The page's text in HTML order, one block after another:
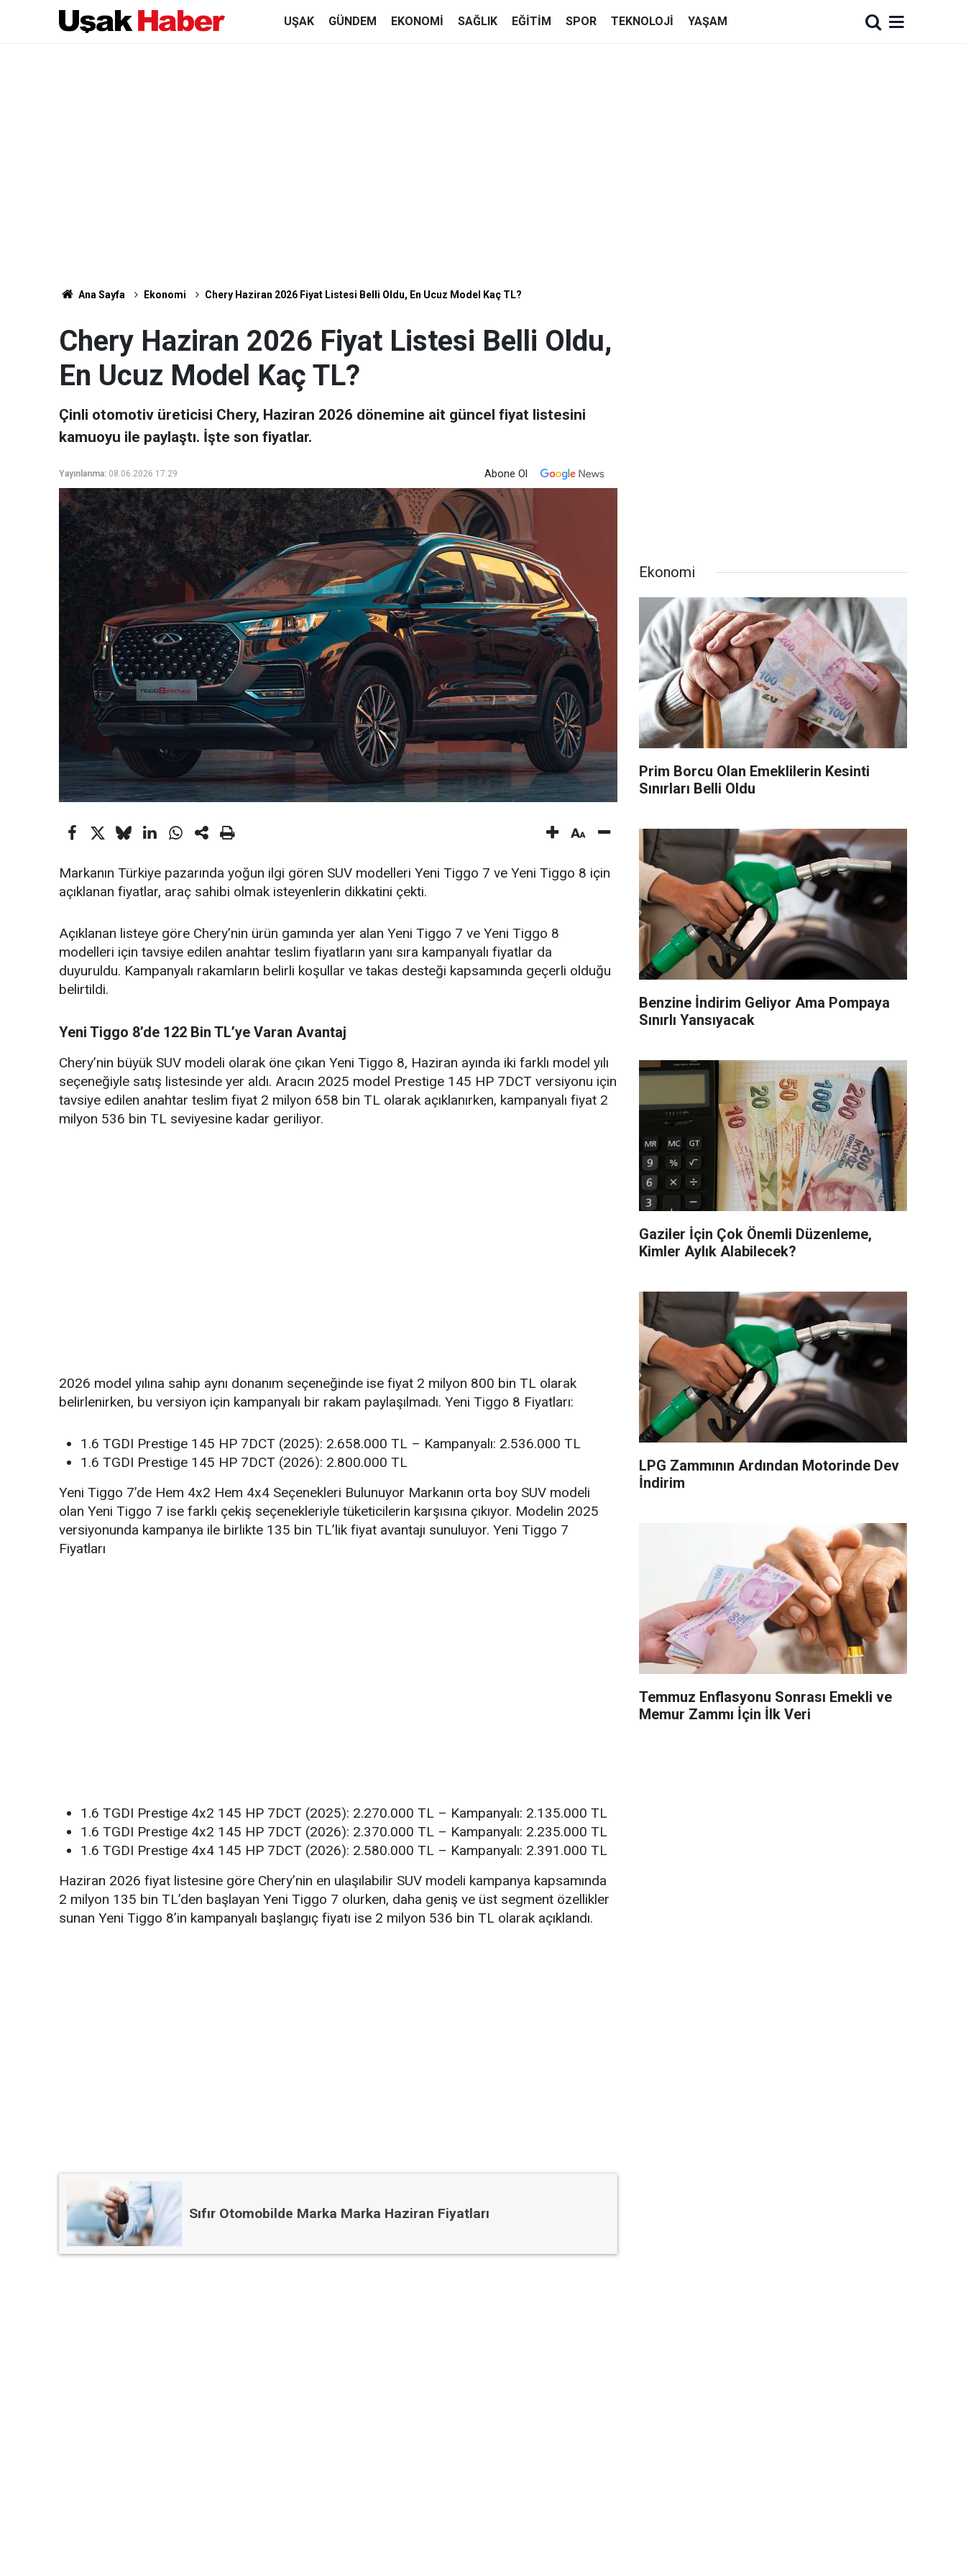
UŞAK GÜNDEM EKONOMI SAĞLIK EĞITIM SPOR TEKNOLOJI YAŞAM
Ana Sayfa Ekonomi Chery Haziran 2026 Fiyat Listesi Belli Oldu, En Ucuz Model Kaç TL?
Chery Haziran 2026 Fiyat Listesi Belli Oldu,
En Ucuz Model Kaç TL?
Çinli otomotiv üreticisi Chery, Haziran 2026 dönemine ait güncel fiyat listesini
kamuoyu ile paylaştı. İşte son fiyatlar.
Yayınlanma: 08.06.2026 17:29 Abone Ol
Markanın Türkiye pazarında yoğun ilgi gören SUV modelleri Yeni Tiggo 7 ve Yeni Tiggo 8 için
açıklanan fiyatlar, araç sahibi olmak isteyenlerin dikkatini çekti.
Açıklanan listeye göre Chery’nin ürün gamında yer alan Yeni Tiggo 7 ve Yeni Tiggo 8
modelleri için tavsiye edilen anahtar teslim fiyatların yanı sıra kampanyalı fiyatlar da
duyuruldu. Kampanyalı rakamların belirli koşullar ve takas desteği kapsamında geçerli olduğu
belirtildi.
Yeni Tiggo 8’de 122 Bin TL’ye Varan Avantaj
Chery’nin büyük SUV modeli olarak öne çıkan Yeni Tiggo 8, Haziran ayında iki farklı model yılı
seçeneğiyle satış listesinde yer aldı. Aracın 2025 model Prestige 145 HP 7DCT versiyonu için
tavsiye edilen anahtar teslim fiyat 2 milyon 658 bin TL olarak açıklanırken, kampanyalı fiyat 2
milyon 536 bin TL seviyesine kadar geriliyor.
2026 model yılına sahip aynı donanım seçeneğinde ise fiyat 2 milyon 800 bin TL olarak
belirlenirken, bu versiyon için kampanyalı bir rakam paylaşılmadı. Yeni Tiggo 8 Fiyatları:
1.6 TGDI Prestige 145 HP 7DCT (2025): 2.658.000 TL – Kampanyalı: 2.536.000 TL
1.6 TGDI Prestige 145 HP 7DCT (2026): 2.800.000 TL
Yeni Tiggo 7’de Hem 4x2 Hem 4x4 Seçenekleri Bulunuyor Markanın orta boy SUV modeli
olan Yeni Tiggo 7 ise farklı çekiş seçenekleriyle tüketicilerin karşısına çıkıyor. Modelin 2025
versiyonunda kampanya ile birlikte 135 bin TL’lik fiyat avantajı sunuluyor. Yeni Tiggo 7
Fiyatları
1.6 TGDI Prestige 4x2 145 HP 7DCT (2025): 2.270.000 TL – Kampanyalı: 2.135.000 TL
1.6 TGDI Prestige 4x2 145 HP 7DCT (2026): 2.370.000 TL – Kampanyalı: 2.235.000 TL
1.6 TGDI Prestige 4x4 145 HP 7DCT (2026): 2.580.000 TL – Kampanyalı: 2.391.000 TL
Haziran 2026 fiyat listesine göre Chery’nin en ulaşılabilir SUV modeli kampanya kapsamında
2 milyon 135 bin TL’den başlayan Yeni Tiggo 7 olurken, daha geniş ve üst segment özellikler
sunan Yeni Tiggo 8’in kampanyalı başlangıç fiyatı ise 2 milyon 536 bin TL olarak açıklandı.
Sıfır Otomobilde Marka Marka Haziran Fiyatları
Ekonomi
Prim Borcu Olan Emeklilerin Kesinti
Sınırları Belli Oldu
Benzine İndirim Geliyor Ama Pompaya
Sınırlı Yansıyacak
Gaziler İçin Çok Önemli Düzenleme,
Kimler Aylık Alabilecek?
LPG Zammının Ardından Motorinde Dev
İndirim
Temmuz Enflasyonu Sonrası Emekli ve
Memur Zammı İçin İlk Veri